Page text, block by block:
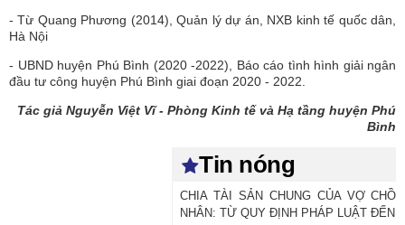
- Từ Quang Phương (2014), Quản lý dự án, NXB kinh tế quốc dân,
Hà Nội
- UBND huyện Phú Bình (2020 -2022), Báo cáo tình hình giải ngân
đầu tư công huyện Phú Bình giai đoạn 2020 - 2022.
Tác giả Nguyễn Việt Vĩ - Phòng Kinh tế và Hạ tầng huyện Phú
Bình
Tin nóng
CHIA TÀI SẢN CHUNG CỦA VỢ
NHÂN: TỪ QUY ĐỊNH PHÁP LUẬT ĐẾN